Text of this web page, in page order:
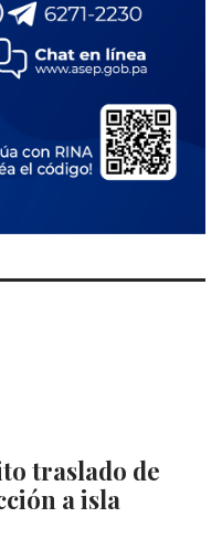
traslado de
a isla